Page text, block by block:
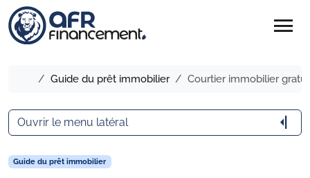
menu
Accueil
Guide du prêt immobilier Courtier immobilier
Guide du prêt immobilier
Ouvrir le menu latéral arrow_menu_close